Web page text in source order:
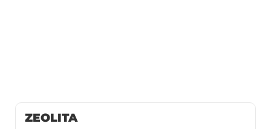
ZEOLITA